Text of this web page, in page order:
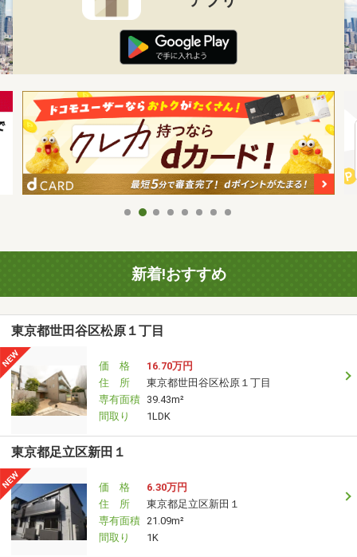
新着!おすすめ
東京都世田谷区松原１丁目
価 格
16.70万円
住 所
東京都世田谷区松原１丁目
専有面積 39.43m²
間取り
1LDK
東京都足立区新田１
価 格
6.30万円
住 所
東京都足立区新田１
専有面積 21.09m²
間取り
1K